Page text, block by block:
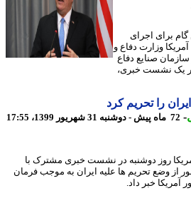
برای اجرای
وزارت دفاع و
صنایع دفاع
نشست خبری،
را تحریم کرد
17:55
روز دوشنبه در نشست خبری مشترک با
وضع تحریم ها علیه ایران به موجب فرمان
خبر داد.